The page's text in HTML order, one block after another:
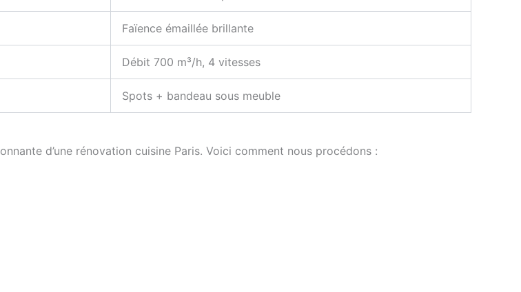
Faïence émaillée brillante
Débit 700 m³/h, 4 vitesses
Spots + bandeau sous meuble
d’une rénovation cuisine Paris. Voici comment nous procédons :